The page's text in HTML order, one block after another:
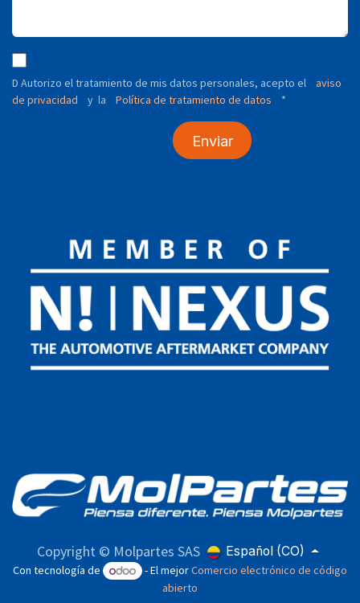
D Autorizo ​​el tratamiento de mis datos personales, acepto el
aviso
de privacidad
y la Política de tratamiento de datos *
Enviar
Copyright © Molpartes SAS Español (CO)
Con tecnología de - El mejorComercio electrónico de código
abierto